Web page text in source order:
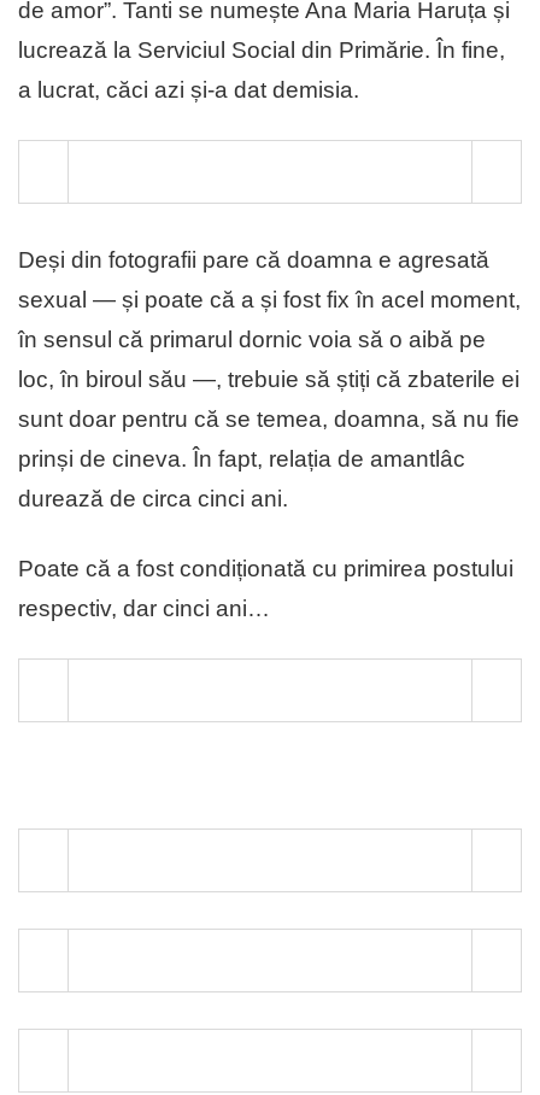
de amor”. Tanti se numește Ana Maria Haruța și
lucrează la Serviciul Social din Primărie. În fine,
a lucrat, căci azi și-a dat demisia.
Deși din fotografii pare că doamna e agresată
sexual — și poate că a și fost fix în acel moment,
în sensul că primarul dornic voia să o aibă pe
loc, în biroul său —, trebuie să știți că zbaterile ei
sunt doar pentru că se temea, doamna, să nu fie
prinși de cineva. În fapt, relația de amantlâc
durează de circa cinci ani.
Poate că a fost condiționată cu primirea postului
respectiv, dar cinci ani…